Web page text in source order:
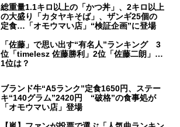
総重量1.1キロ以上の「かつ丼」、2キロ以上
の大盛り「カタヤキそば」、ザンギ25個の
定食…「オモウマい店」“検証企画”に登場
「佐藤」で思い出す“有名人”ランキング 3
位「timelesz 佐藤勝利」2位「佐藤二朗」…
1位は？
ブランド牛“A5ランク”定食1650円、ステー
キ“140グラム”2420円 “破格”の食事処が
「オモウマい店」登場